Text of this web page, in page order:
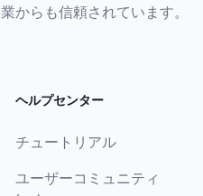
からも信頼されています。
ヘルプセンター
チュートリアル
ユーザーコミュニティ